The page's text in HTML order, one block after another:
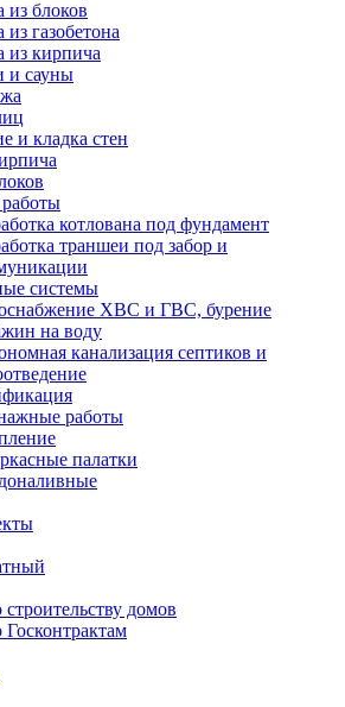
из блоков
из газобетона
из кирпича
и сауны
и кладка стен
котлована под фундамент
траншеи под забор и
системы
ХВС и ГВС, бурение
на воду
канализация септиков и
работы
палатки
домов